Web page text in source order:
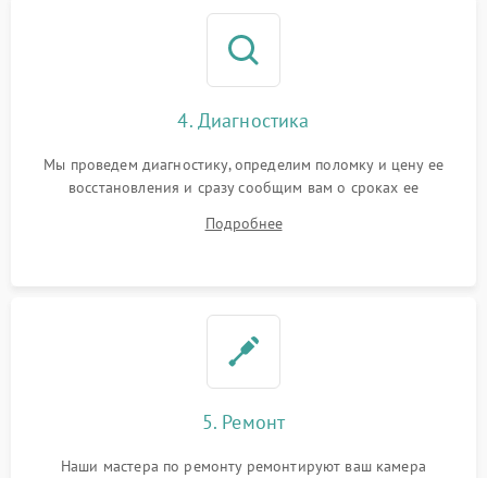
4. Диагностика
Мы проведем диагностику, определим поломку и цену ее
восстановления и сразу сообщим вам о сроках ее
Подробнее
5. Ремонт
Наши мастера по ремонту ремонтируют ваш камера